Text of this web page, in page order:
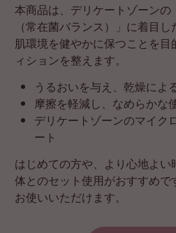
本商品は、デリケートゾーンの
（常在菌バランス）」に着目し
肌環境を健やかに保つことを
ィションを整えます。
うるおいを与え、乾燥によ
摩擦を軽減し、なめらかな
デリケートゾーンのマイク
ート
はじめての方や、より心地よ
体とのセット使用がおすすめで
お使いいただけます。